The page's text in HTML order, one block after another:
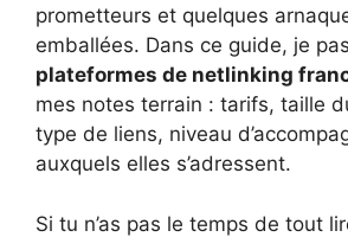
prometteurs et quelques
emballées. Dans ce guide, je
plateformes de netlinking
mes notes terrain : tarifs, taille
type de liens, niveau
auxquels elles s’adressent.
Si tu n’as pas le temps de tout